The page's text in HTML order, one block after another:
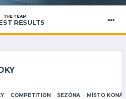
THE TEAM
RESULTS
COMPETITION SEZÓNA MÍSTO